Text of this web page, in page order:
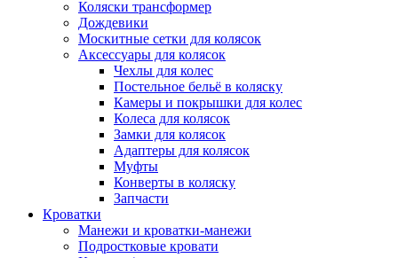
Коляски трансформер
Дождевики
Москитные сетки для колясок
Аксессуары для колясок
Чехлы для колес
Постельное бельё в коляску
Камеры и покрышки для колес
Колеса для колясок
Замки для колясок
Адаптеры для колясок
Муфты
Конверты в коляску
Запчасти
Кроватки
Манежи и кроватки-манежи
Подростковые кровати